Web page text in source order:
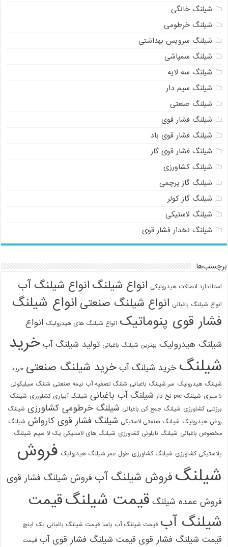
شیلنگ خانگی
شیلنگ خرطومی
شیلنگ سرویس بهداشتی
شیلنگ سمپاشی
شیلنگ سه لایه
شیلنگ سیم دار
شیلنگ صنعتی
شیلنگ فشار قوی
شیلنگ فشار قوی باد
شیلنگ فشار قوی گاز
شیلنگ کشاورزی
شیلنگ گاز پرچمی
شیلنگ گاز کولر
شیلنگ لاستیکی
شیلنگ نخدار فشار قوی
برچسب‌ها
استاندارد اتصالات هیدرولیکی انواع شیلنگ انواع شیلنگ آب
انواع شیلنگ باغبانی انواع شیلنگ صنعتی انواع شیلنگ
فشار قوی پنوماتیک انواع شیلنگ های هیدرولیک انواع
شیلنگ هیدرولیک بهترین شیلنگ باغبانی تولید شیلنگ آب خرید
شیلنگ خرید شیلنگ آب خرید شیلنگ صنعتی خرید
شیلنگ هیدرولیک سر شیلنگ باغبانی شلنگ تصفیه آب نیمه صنعتی شلنگ سیلیکونی
5 متری
شیلنگ pvc نخ دار شیلنگ آب باغبانی شیلنگ آبیاری کشاورزی شیلنگ
برزنتی کشاورزی شیلنگ جمع کن باغبانی شیلنگ خرطومی کشاورزی شیلنگ
روغن هیدرولیک شیلنگ صنعتی لاستیکی شیلنگ فشار قوی کارواش شیلنگ
مخصوص باغبانی شیلنگ نایلونی کشاورزی شیلنگ های لاستیکی یک لا سیم شیلنگ
پلاستیکی کشاورزی شیلنگ کشاورزی طول عمر شیلنگ هیدرولیک فروش
شیلنگ فروش شیلنگ آب فروش شیلنگ فشار قوی
فروش عمده شیلنگ قیمت شیلنگقیمت
شیلنگ آب قیمت شیلنگ آب یاسا قیمت شیلنگ باغبانی یک اینچ
قیمت شیلنگ فشار قوی قیمت شیلنگ فشار قوی آب قیمت